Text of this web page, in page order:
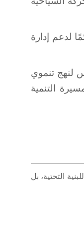
دائمًا لدعم إدارة
لنهج تنموي
التنمية
التحتية، بل